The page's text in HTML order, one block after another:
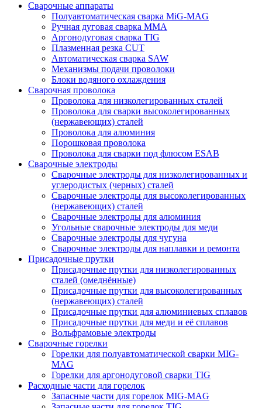
Сварочные аппараты
Полуавтоматическая сварка MiG-MAG
Ручная дуговая сварка MMA
Аргонодуговая сварка TIG
Плазменная резка CUT
Автоматическая сварка SAW
Механизмы подачи проволоки
Блоки водяного охлаждения
Сварочная проволока
Проволока для низколегированных сталей
Проволока для сварки высоколегированных
(нержавеющих) сталей
Проволока для алюминия
Порошковая проволока
Проволока для сварки под флюсом ESAB
Сварочные электроды
Сварочные электроды для низколегированных и
углеродистых (черных) сталей
Сварочные электроды для высоколегированных
(нержавеющих) сталей
Сварочные электроды для алюминия
Угольные сварочные электроды для меди
Сварочные электроды для чугуна
Сварочные электроды для наплавки и ремонта
Присадочные прутки
Присадочные прутки для низколегированных
сталей (омеднённые)
Присадочные прутки для высоколегированных
(нержавеющих) сталей
Присадочные прутки для алюминиевых сплавов
Присадочные прутки для меди и её сплавов
Вольфрамовые электроды
Сварочные горелки
Горелки для полуавтоматической сварки MIG-
MAG
Горелки для аргонодуговой сварки TIG
Расходные части для горелок
Запасные части для горелок MIG-MAG